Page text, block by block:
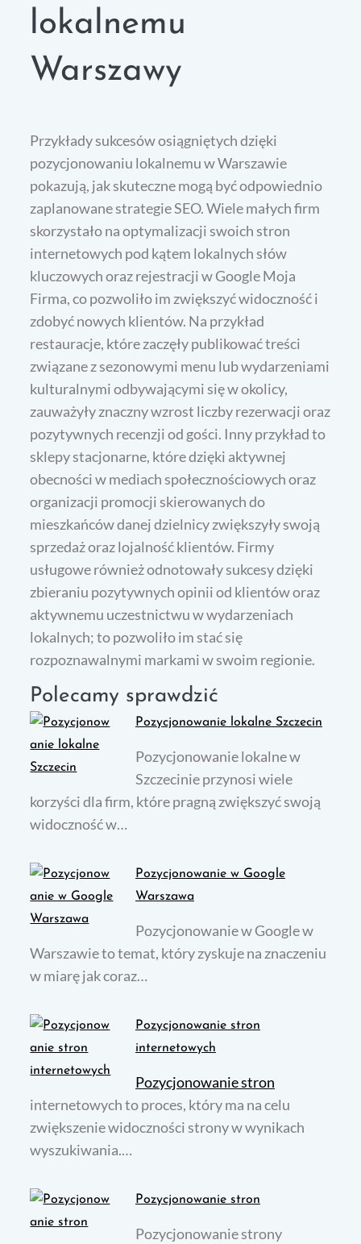
lokalnemu
Warszawy
Przykłady sukcesów osiągniętych dzięki
pozycjonowaniu lokalnemu w Warszawie
pokazują, jak skuteczne mogą być odpowiednio
zaplanowane strategie SEO. Wiele małych firm
skorzystało na optymalizacji swoich stron
internetowych pod kątem lokalnych słów
kluczowych oraz rejestracji w Google Moja
Firma, co pozwoliło im zwiększyć widoczność i
zdobyć nowych klientów. Na przykład
restauracje, które zaczęły publikować treści
związane z sezonowymi menu lub wydarzeniami
kulturalnymi odbywającymi się w okolicy,
zauważyły znaczny wzrost liczby rezerwacji oraz
pozytywnych recenzji od gości. Inny przykład to
sklepy stacjonarne, które dzięki aktywnej
obecności w mediach społecznościowych oraz
organizacji promocji skierowanych do
mieszkańców danej dzielnicy zwiększyły swoją
sprzedaż oraz lojalność klientów. Firmy
usługowe również odnotowały sukcesy dzięki
zbieraniu pozytywnych opinii od klientów oraz
aktywnemu uczestnictwu w wydarzeniach
lokalnych; to pozwoliło im stać się
rozpoznawalnymi markami w swoim regionie.
Polecamy sprawdzić
Pozycjonowanie lokalne Szczecin
Pozycjonowanie lokalne w
Szczecinie przynosi wiele
korzyści dla firm, które pragną zwiększyć swoją
widoczność w…
Pozycjonowanie w Google
Warszawa
Pozycjonowanie w Google w
Warszawie to temat, który zyskuje na znaczeniu
w miarę jak coraz…
Pozycjonowanie stron
internetowych
Pozycjonowanie stron
internetowych to proces, który ma na celu
zwiększenie widoczności strony w wynikach
wyszukiwania.…
Pozycjonowanie stron
Pozycjonowanie strony